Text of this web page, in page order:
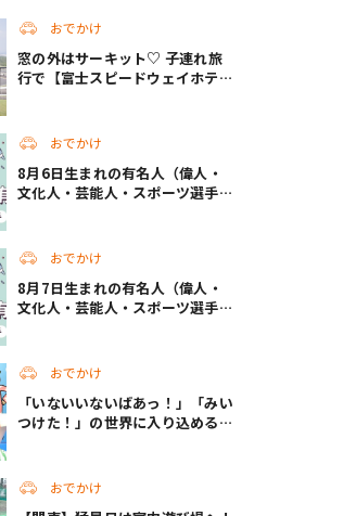
おでかけ
窓の外はサーキット♡ 子連れ旅
行で【富士スピードウェイホテ
おでかけ
8月6日生まれの有名人（偉人・
文化人・芸能人・スポーツ選手・
おでかけ
8月7日生まれの有名人（偉人・
文化人・芸能人・スポーツ選手・
おでかけ
「いないいないばあっ！」「みい
つけた！」の世界に入り込める！
おでかけ